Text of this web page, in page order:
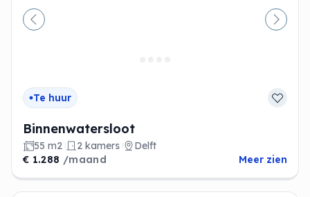
Vorige
Te huur
Binnenwatersloot
55 m2 2 kamers
Delft
€ 1.288 /maand Meer zien